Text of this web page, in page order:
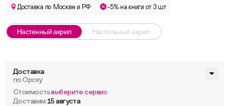
Доставка по Москве и РФ -5% на книги от 3 шт
Настенный акрил Настольный акрил
Доставка
по Орску
Стоимостьвыберите сервис
Доставим 15 августа